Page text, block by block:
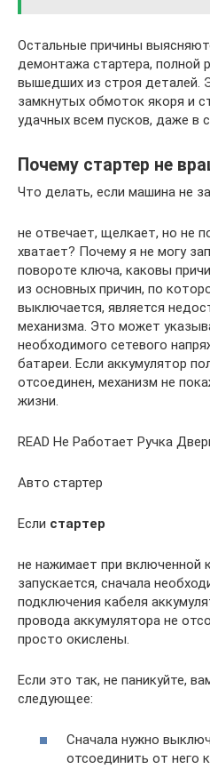
Остальные причины
демонтажа стартера, полной
вышедших из строя деталей.
замкнутых обмоток якоря и
удачных всем пусков, даже
Почему стартер не
Что делать, если машина не
не отвечает, щелкает, но не
хватает? Почему я не могу
повороте ключа, каковы
из основных причин, по
выключается, является
механизма. Это может
необходимого сетевого
батареи. Если аккумулятор
отсоединен, механизм не
жизни.
READ Не Работает Ручка
Авто стартер
Если стартер
не нажимает при включенной
запускается, сначала
подключения кабеля
провода аккумулятора не
просто окислены.
Если это так, не паникуйте,
следующее:
Сначала нужно
отсоединить от него